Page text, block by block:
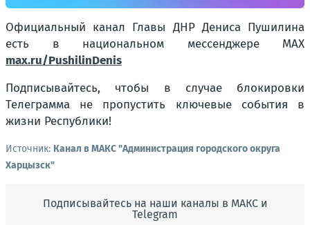
Официальный канал Главы ДНР Дениса Пушилина
есть в национальном мессенджере MAX
max.ru/PushilinDenis
Подписывайтесь, чтобы в случае блокировки
Телеграмма не пропустить ключевые события в
жизни Республики!
Источник: Канал в МАКС "Администрация городского округа
Харцызск"
Подписывайтесь на наши каналы в МАКС и
Telegram